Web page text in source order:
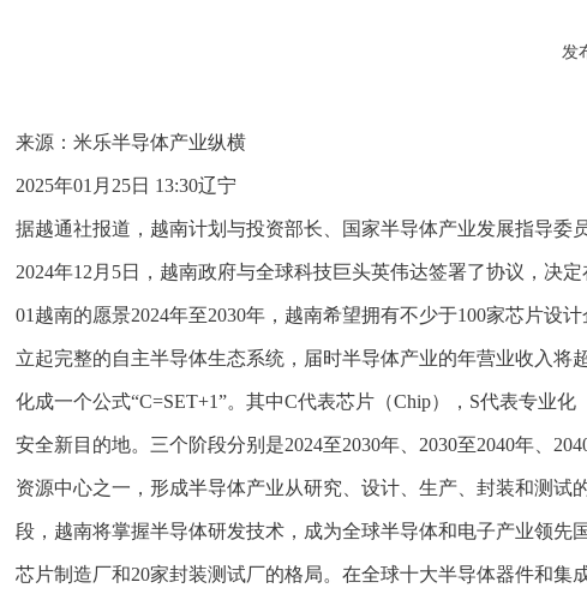
发
来源：米乐半导体产业纵横
2025年01月25日 13:30辽宁
据越通社报道，越南计划与投资部长、国家半导体产业发展指导委
2024年12月5日，越南政府与全球科技巨头英伟达签署了协议，决
01越南的愿景2024年至2030年，越南希望拥有不少于100家芯片设
立起完整的自主半导体生态系统，届时半导体产业的年营业收入将
化成一个公式“C=SET+1”。其中C代表芯片（Chip），S代表专业
安全新目的地。三个阶段分别是2024至2030年、2030至2040年、
资源中心之一，形成半导体产业从研究、设计、生产、封装和测
段，越南将掌握半导体研发技术，成为全球半导体和电子产业领先
芯片制造厂和20家封装测试厂的格局。在全球十大半导体器件和